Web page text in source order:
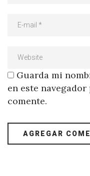
Guarda mi
en este
comente.